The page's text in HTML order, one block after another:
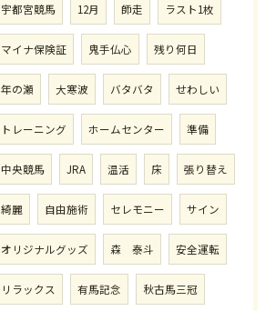
宇都宮競馬 12月 師走 ラスト1枚
マイナ保険証 鬼手仏心 残り何日
年の瀬 大寒波 バタバタ せわしい
トレーニング ホームセンター 準備
中央競馬 JRA 温活 床 張り替え
綺麗 自由施術 セレモニー サイン
オリジナルグッズ 森 泰斗 安全運転
リラックス 有馬記念 秋古馬三冠